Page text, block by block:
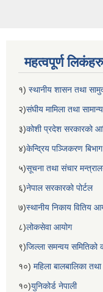
महत्वपूर्ण लिकंहरु
१) स्थानीय शासन तथा
२)संघीय मामिला तथा
३)कोशी प्रदेश सरकारको
४)केन्द्रिय पञ्जिकरण बिभाग
५)सूचना तथा संचार
६)नेपाल सरकारको पोर्टल
७)स्थानीय निकाय वितिय
८)लोकसेवा आयोग
९)जिल्ला समन्वय समितिको
१०) महिला बालबालिका
१०)युनिकोर्ड नेपाली